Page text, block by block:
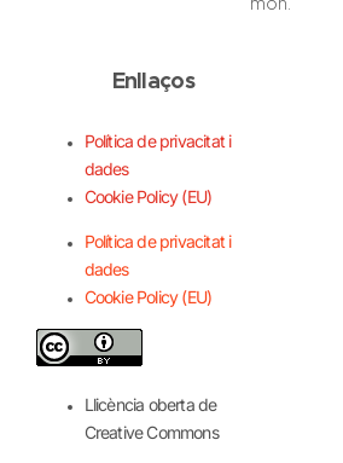
món.
Enllaços
Política de privacitat i
dades
Cookie Policy (EU)
Política de privacitat i
dades
Cookie Policy (EU)
Llicència oberta de
Creative Commons